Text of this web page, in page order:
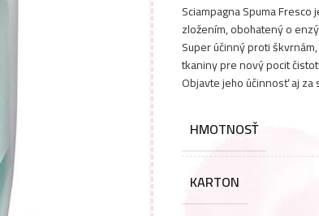
Sciampagna Spuma
zložením, obohatený o
Super účinný proti
tkaniny pre nový pocit
Objavte jeho účinnosť aj za
HMOTNOSŤ
KARTON